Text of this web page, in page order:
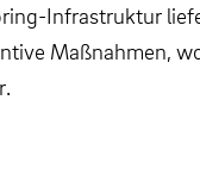
Infrastruktur
Maßnahmen,